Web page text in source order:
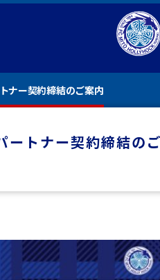
ナー契約締結のご案内
ートナー契約締結の